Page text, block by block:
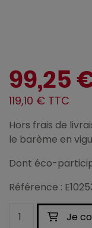
99,25
119,10 € TTC
Hors frais de
le barème en
Dont éco-
Référence :
Je